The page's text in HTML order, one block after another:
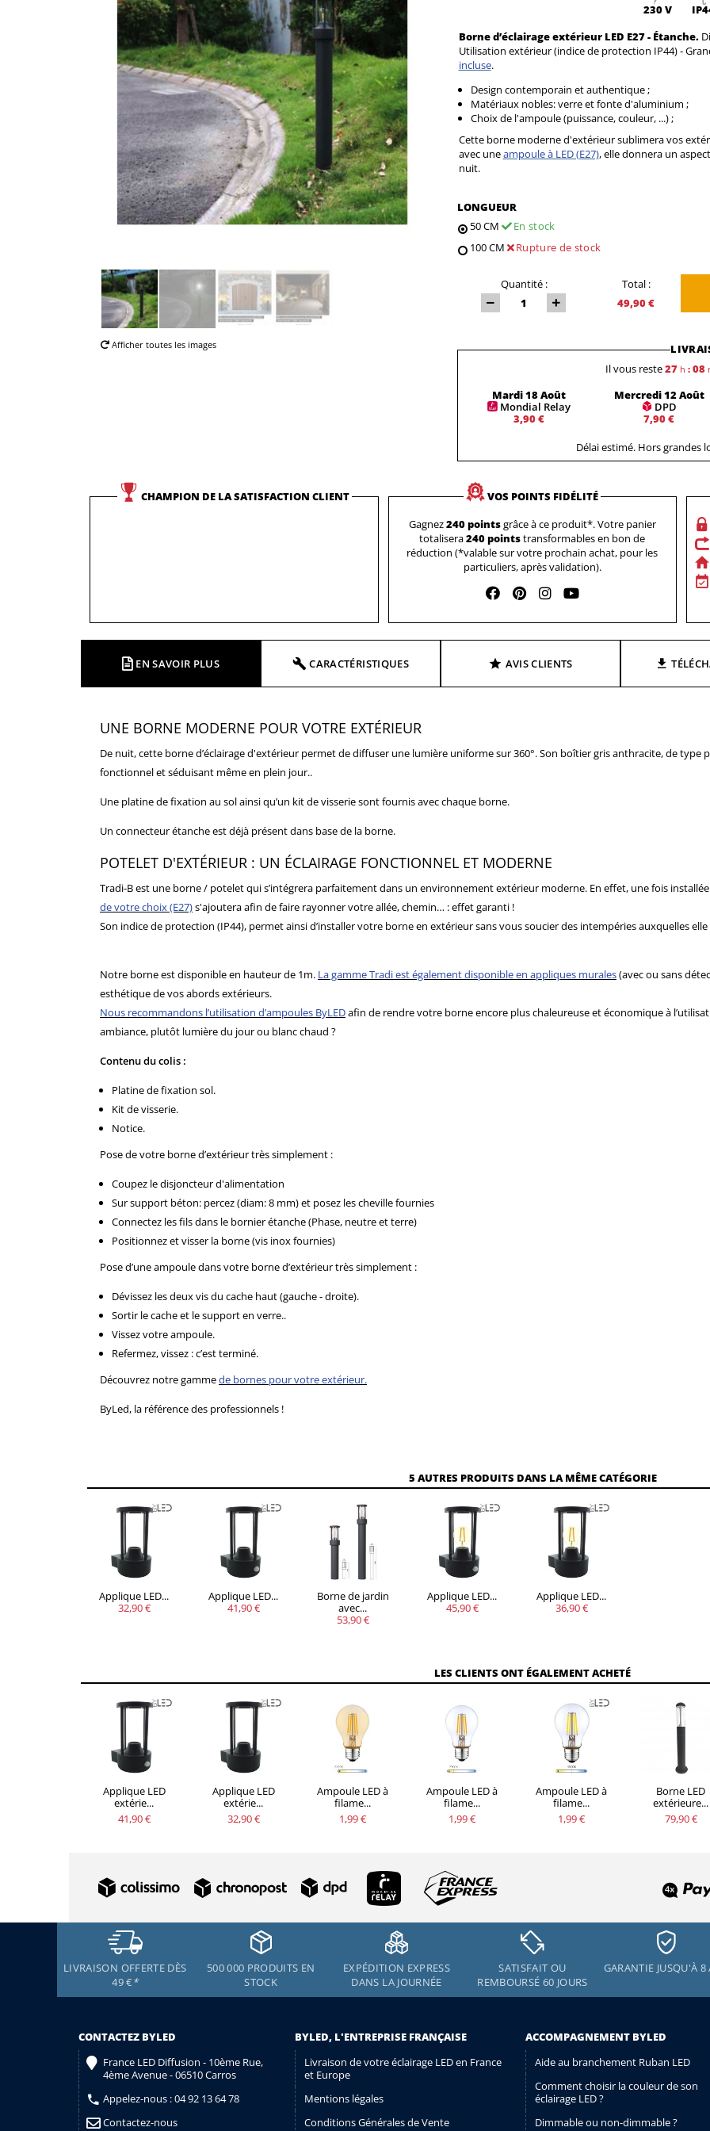
Afficher toutes les images
230 V
Borne d’éclairage extérieur LED E27 - Étanche.
Utilisation extérieur (indice de protection IP44) -
incluse.
Design contemporain et authentique ;
Matériaux nobles: verre et fonte d'aluminium ;
Choix de l'ampoule (puissance, couleur, ...) ;
Cette borne moderne d'extérieur sublimera vos
avec uneampoule à LED (E27), elle donnera un
nuit.
LONGUEUR
50 CM
En stock
100 CM
Rupture de stock
Quantité :
Total :
49,90 €
Il vous reste27 h : 08
Mardi 18 Août
Mondial Relay
3,90 €
Mercredi 12 Août
DPD
7,90 €
Délai estimé. Hors grandes
CHAMPION DE LA SATISFACTION CLIENT
VOS POINTS FIDÉLITÉ
Gagnez240 pointsgrâce à ce produit*. Votre panier
totalisera240 pointstransformables en bon de
réduction (*valable sur votre prochain achat, pour les
particuliers, après validation).
EN SAVOIR PLUS CARACTÉRISTIQUES AVIS CLIENTS
UNE BORNE MODERNE POUR VOTRE EXTÉRIEUR
De nuit, cette borne d’éclairage d'extérieur permet de diffuser une lumière uniforme sur 360°. Son boîtier gris anthracite, de
fonctionnel et séduisant même en plein jour..
Une platine de fixation au sol ainsi qu’un kit de visserie sont fournis avec chaque borne.
Un connecteur étanche est déjà présent dans base de la borne.
POTELET D'EXTÉRIEUR : UN ÉCLAIRAGE FONCTIONNEL ET MODERNE
Tradi-B est une borne / potelet qui s’intégrera parfaitement dans un environnement extérieur moderne. En effet, une fois
de votre choix (E27)s'ajoutera afin de faire rayonner votre allée, chemin… : effet garanti !
Son indice de protection (IP44), permet ainsi d’installer votre borne en extérieur sans vous soucier des intempéries auxquelles
Notre borne est disponible en hauteur de 1m. La gamme Tradi est également disponible en appliques murales(avec ou sans
esthétique de vos abords extérieurs.
Nous recommandons l’utilisation d’ampoules ByLEDafin de rendre votre borne encore plus chaleureuse et économique à
ambiance, plutôt lumière du jour ou blanc chaud ?
Contenu du colis :
Platine de fixation sol.
Kit de visserie.
Notice.
Pose de votre borne d’extérieur très simplement :
Coupez le disjoncteur d'alimentation
Sur support béton: percez (diam: 8 mm) et posez les cheville fournies
Connectez les fils dans le bornier étanche (Phase, neutre et terre)
Positionnez et visser la borne (vis inox fournies)
Pose d’une ampoule dans votre borne d’extérieur très simplement :
Dévissez les deux vis du cache haut (gauche - droite).
Sortir le cache et le support en verre..
Vissez votre ampoule.
Refermez, vissez : c’est terminé.
Découvrez notre gammede bornes pour votre extérieur.
ByLed, la référence des professionnels !
5 AUTRES PRODUITS DANS LA MÊME CATÉGORIE
Applique LED...
32,90 €
Applique LED...
41,90 €
Borne de jardin
avec...
53,90 €
Applique LED...
45,90 €
Applique LED...
36,90 €
LES CLIENTS ONT ÉGALEMENT ACHETÉ
Applique LED
extérie...
41,90 €
Applique LED
extérie...
32,90 €
Ampoule LED à
filame...
1,99 €
Ampoule LED à
filame...
1,99 €
Ampoule LED à
filame...
1,99 €
Borne LED
extérieure...
79,90 €
LIVRAISON OFFERTE DÈS
49 €*
500 000 PRODUITS EN
STOCK
EXPÉDITION EXPRESS
DANS LA JOURNÉE
SATISFAIT OU
REMBOURSÉ 60 JOURS
GARANTIE JUSQU'À 8
CONTACTEZ BYLED
France LED Diffusion - 10ème Rue,
4ème Avenue - 06510 Carros
Appelez-nous :04 92 13 64 78
Contactez-nous
BYLED, L'ENTREPRISE FRANÇAISE
Livraison de votre éclairage LED en France
et Europe
Mentions légales
Conditions Générales de Vente
ACCOMPAGNEMENT BYLED
Aide au branchement Ruban LED
Comment choisir la couleur de son
éclairage LED ?
Dimmable ou non-dimmable ?